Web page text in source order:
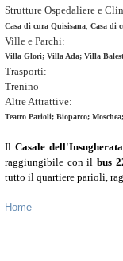
Strutture Ospedaliere e
Casa di cura Quisisana Casa di
Ville e Parchi:
Villa Glori; Villa Ada; Villa
Trasporti:
Trenino
Altre Attrattive:
Teatro Parioli; Bioparco;
Il Casale
raggiungibile con ilbus
tutto il quartiere parioli,
Home